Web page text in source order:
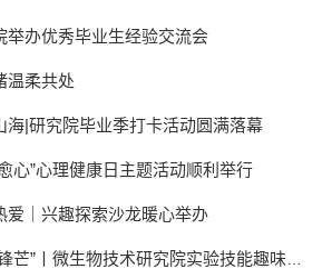
举办优秀毕业生经验交流会
温柔共处
海|研究院毕业季打卡活动圆满落幕
心”心理健康日主题活动顺利举行
爱｜兴趣探索沙龙暖心举办
芒”丨微生物技术研究院实验技能趣味竞赛